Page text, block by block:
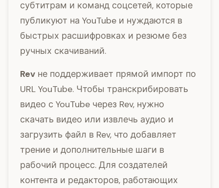
субтитрам и команд соцсетей, которые
публикуют на YouTube и нуждаются в
быстрых расшифровках и резюме без
ручных скачиваний.
Rev не поддерживает прямой импорт по
URL YouTube. Чтобы транскрибировать
видео с YouTube через Rev, нужно
скачать видео или извлечь аудио и
загрузить файл в Rev, что добавляет
трение и дополнительные шаги в
рабочий процесс. Для создателей
контента и редакторов, работающих